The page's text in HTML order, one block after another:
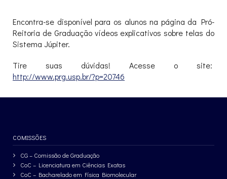
Encontra-se disponível para os alunos na página da Pró-
Reitoria de Graduação vídeos explicativos sobre telas do
Sistema Júpiter.
Tire suas dúvidas! Acesse o site:
http://www.prg.usp.br/?p=20746
COMISSÕES
CG – Comissão de Graduação
CoC – Licenciatura em Ciências Exatas
CoC – Bacharelado em Física Biomolecular